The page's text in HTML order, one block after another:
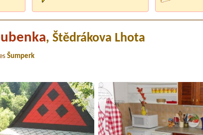
, Štědrákova Lhota
Šumperk